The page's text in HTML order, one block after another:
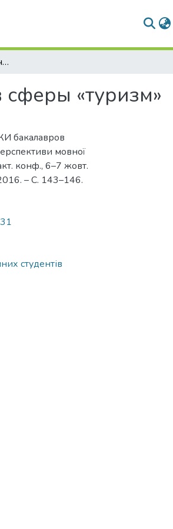
Некоторые аспекты обучения РКИ бакалавров сферы «туризм»
«туризм»
бакалавров
мовної
конф., 6–7 жовт.
– С. 143–146.
студентів